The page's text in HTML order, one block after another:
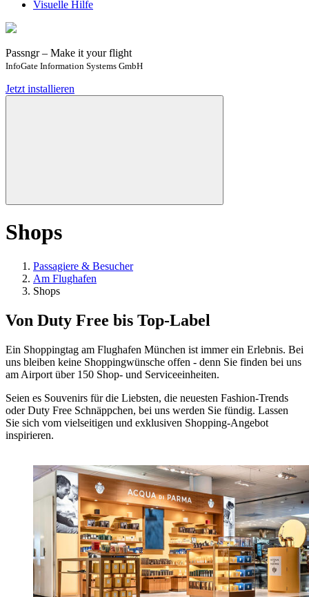
Visuelle Hilfe
Passngr – Make it your flight
InfoGate Information Systems GmbH
Jetzt installieren
Shops
Passagiere & Besucher
Am Flughafen
Shops
Von Duty Free bis Top-Label
Ein Shoppingtag am Flughafen München ist immer ein Erlebnis. Bei
uns bleiben keine Shoppingwünsche offen - denn Sie finden bei uns
am Airport über 150 Shop- und Serviceeinheiten.
Seien es Souvenirs für die Liebsten, die neuesten Fashion-Trends
oder Duty Free Schnäppchen, bei uns werden Sie fündig. Lassen
Sie sich vom vielseitigen und exklusiven Shopping-Angebot
inspirieren.